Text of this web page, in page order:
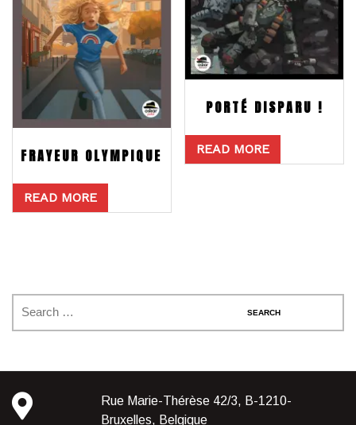
FRAYEUR OLYMPIQUE
READ MORE
PORTÉ DISPARU !
READ MORE
Rue Marie-Thérèse 42/3, B-1210-
Bruxelles, Belgique